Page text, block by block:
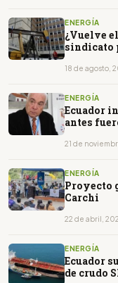
ENERGÍA
¿Vuelve
sindicato
18 de agosto,
ENERGÍA
Ecuador
antes
21 de
ENERGÍA
Proyecto
Carchi
22 de abril,
ENERGÍA
Ecuador
de crudo